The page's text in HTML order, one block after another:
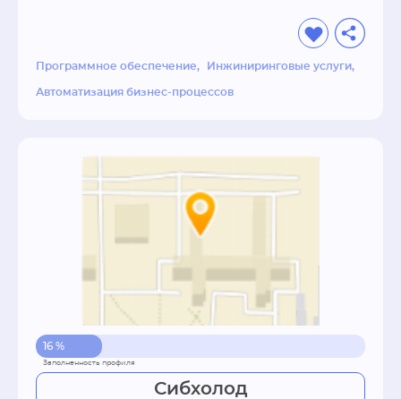
Программное обеспечение Инжиниринговые услуги
Автоматизация бизнес-процессов
16 %
Сибхолод